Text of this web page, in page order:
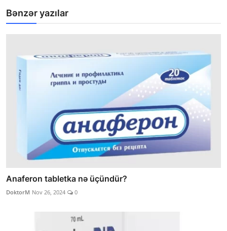
Bənzər yazılar
Anaferon tabletka nə üçündür?
DoktorM Nov 26, 2024 0